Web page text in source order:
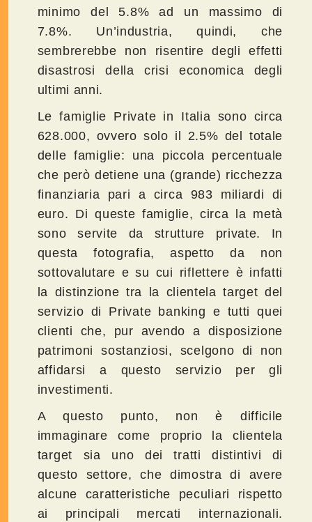
minimo del 5.8% ad un massimo di
7.8%. Un’industria, quindi, che
sembrerebbe non risentire degli effetti
disastrosi della crisi economica degli
ultimi anni.
Le famiglie Private in Italia sono circa
628.000, ovvero solo il 2.5% del totale
delle famiglie: una piccola percentuale
che però detiene una (grande) ricchezza
finanziaria pari a circa 983 miliardi di
euro. Di queste famiglie, circa la metà
sono servite da strutture private. In
questa fotografia, aspetto da non
sottovalutare e su cui riflettere è infatti
la distinzione tra la clientela target del
servizio di Private banking e tutti quei
clienti che, pur avendo a disposizione
patrimoni sostanziosi, scelgono di non
affidarsi a questo servizio per gli
investimenti.
A questo punto, non è difficile
immaginare come proprio la clientela
target sia uno dei tratti distintivi di
questo settore, che dimostra di avere
alcune caratteristiche peculiari rispetto
ai principali mercati internazionali.